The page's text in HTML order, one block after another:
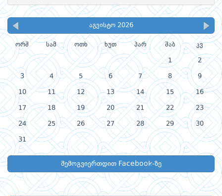
აგვისტო 2026
ორშ სამ ოთხ ხუთ პარ შაბ კვ
1 2
3 4 5 6 7 8 9
10 11 12 13 14 15 16
17 18 19 20 21 22 23
24 25 26 27 28 29 30
31
შემოგვიერთდით Facebook-ზე